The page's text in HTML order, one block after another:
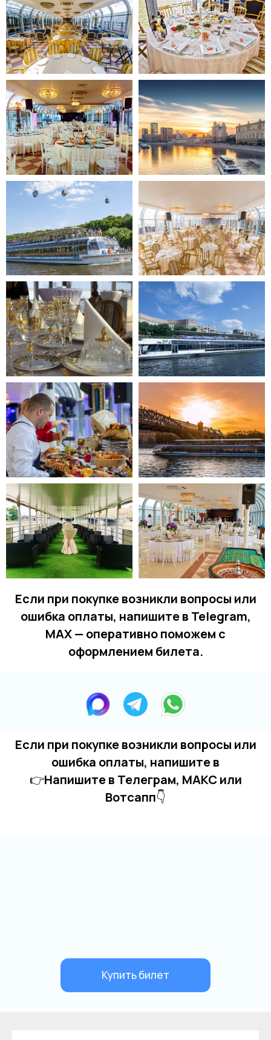
Если при покупке возникли вопросы или
ошибка оплаты, напишите в Telegram,
MAX — оперативно поможем с
оформлением билета.
Если при покупке возникли вопросы или
ошибка оплаты, напишите в
👉Напишите в Телеграм, MAКС или
Вотсапп👇
Купить билет
Причалы на карте
Маршрут прогулки по Москве